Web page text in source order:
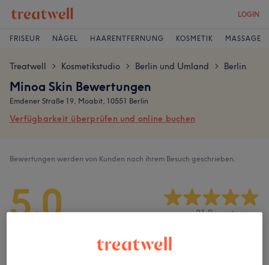
LOGIN
FRISEUR NÄGEL HAARENTFERNUNG KOSMETIK MASSAGE
Treatwell > Kosmetikstudio > Berlin und Umland > Berlin
Minoa Skin Bewertungen
Emdener Straße 19, Moabit, 10551 Berlin
Verfügbarkeit überprüfen und online buchen
Bewertungen werden von Kunden nach ihrem Besuch geschrieben.
5,0 21 Bewertungen